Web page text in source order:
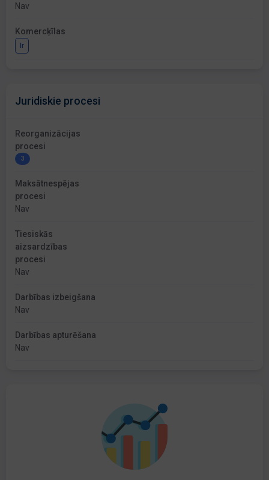
Nav
Komercķīlas
Ir
Juridiskie procesi
Reorganizācijas
procesi
3
Maksātnespējas
procesi
Nav
Tiesiskās
aizsardzības
procesi
Nav
Darbības izbeigšana
Nav
Darbības apturēšana
Nav